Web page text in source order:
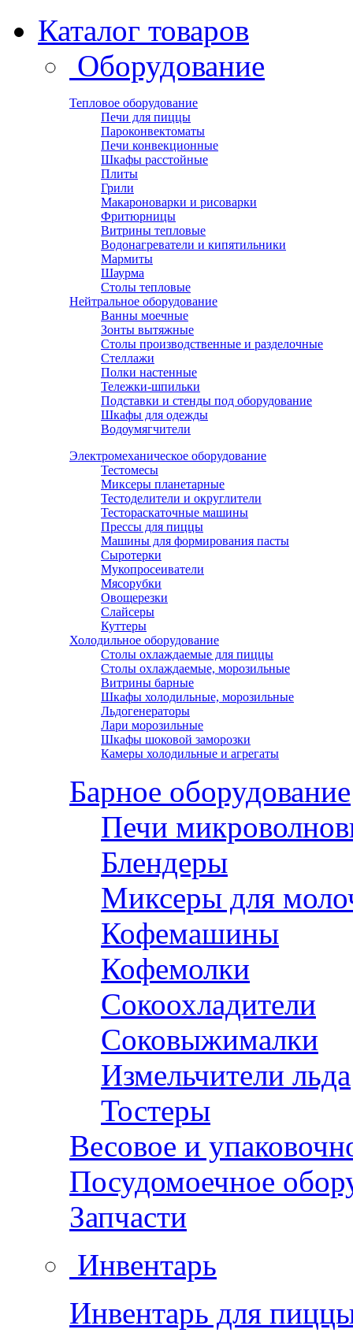
Каталог товаров
Оборудование
Тепловое оборудование
Печи для пиццы
Пароконвектоматы
Печи конвекционные
Шкафы расстойные
Плиты
Грили
Макароноварки и рисоварки
Фритюрницы
Витрины тепловые
Водонагреватели и кипятильники
Мармиты
Шаурма
Столы тепловые
Нейтральное оборудование
Ванны моечные
Зонты вытяжные
Столы производственные и разделочные
Стеллажи
Полки настенные
Тележки-шпильки
Подставки и стенды под оборудование
Шкафы для одежды
Водоумягчители
Электромеханическое оборудование
Тестомесы
Миксеры планетарные
Тестоделители и округлители
Тестораскаточные машины
Прессы для пиццы
Машины для формирования пасты
Сыротерки
Мукопросеиватели
Мясорубки
Овощерезки
Слайсеры
Куттеры
Холодильное оборудование
Столы охлаждаемые для пиццы
Столы охлаждаемые, морозильные
Витрины барные
Шкафы холодильные, морозильные
Льдогенераторы
Лари морозильные
Шкафы шоковой заморозки
Камеры холодильные и агрегаты
Барное оборудование
Печи
Блендеры
Миксеры для
Кофемашины
Кофемолки
Сокоохладители
Соковыжималки
Измельчители льда
Тостеры
Весовое и
Посудомоечное
Запчасти
Инвентарь
Инвентарь для